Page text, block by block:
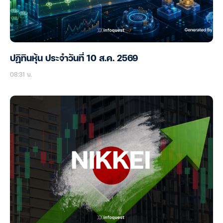
ปฏิทินหุ้น ประจำวันที่ 10 ส.ค. 2569
08:31 น.